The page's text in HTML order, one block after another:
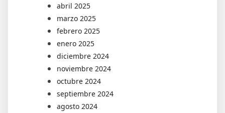
abril 2025
marzo 2025
febrero 2025
enero 2025
diciembre 2024
noviembre 2024
octubre 2024
septiembre 2024
agosto 2024